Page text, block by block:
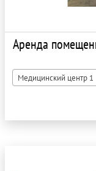
Аренда
Медицинский центр 1